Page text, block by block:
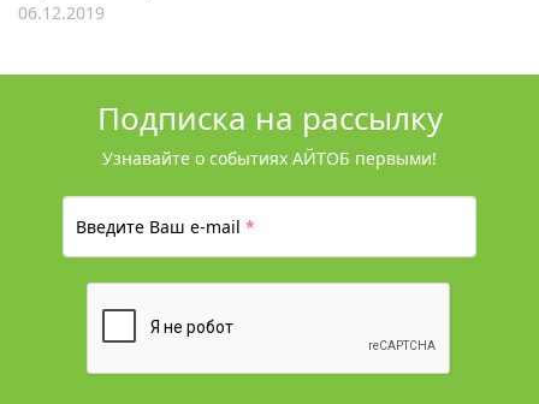
06.12.2019
Подписка на рассылку
Узнавайте о событиях АЙТОБ первыми!
Введите Ваш e-mail*